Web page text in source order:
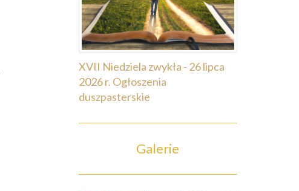
XVII Niedziela zwykła - 26 lipca
2026 r. Ogłoszenia
duszpasterskie
Galerie